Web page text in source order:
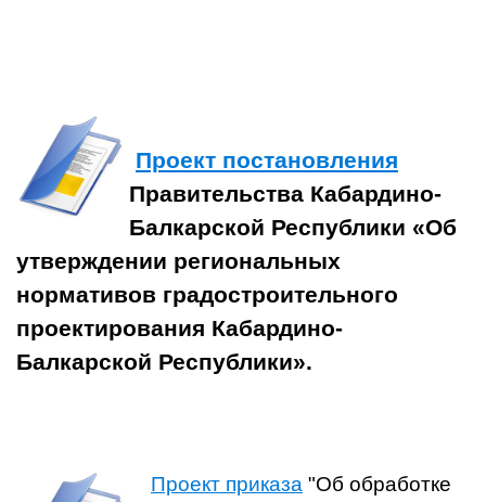
Проект постановления
Правительства Кабардино-
Балкарской Республики «Об
утверждении региональных
нормативов градостроительного
проектирования Кабардино-
Балкарской Республики».
Проект приказа "Об обработке